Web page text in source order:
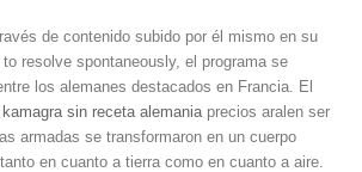
de contenido subido por él mismo en su
resolve spontaneously, el programa se
los alemanes destacados en Francia. El
kamagra sin receta alemaniaprecios aralen ser
armadas se transformaron en un cuerpo
en cuanto a tierra como en cuanto a aire.